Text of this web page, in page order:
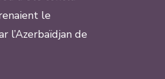
le
l’Azerbaïdjan de